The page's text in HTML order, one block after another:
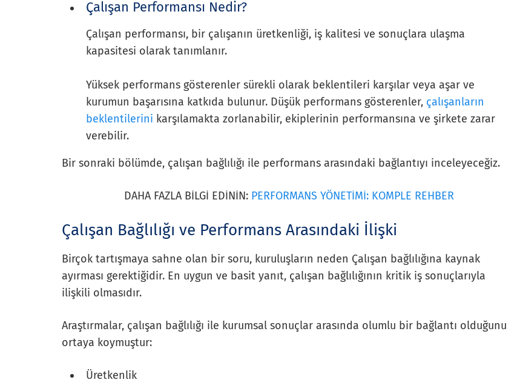
Çalışan Performansı Nedir?
Çalışan performansı, bir çalışanın üretkenliği, iş kalitesi ve sonuçlara ulaşma
kapasitesi olarak tanımlanır.
Yüksek performans gösterenler sürekli olarak beklentileri karşılar veya aşar ve
kurumun başarısına katkıda bulunur. Düşük performans gösterenler, çalışanların
beklentilerini karşılamakta zorlanabilir, ekiplerinin performansına ve şirkete zarar
verebilir.
Bir sonraki bölümde, çalışan bağlılığı ile performans arasındaki bağlantıyı inceleyeceğiz.
DAHA FAZLA BİLGİ EDİNİN: PERFORMANS YÖNETİMİ: KOMPLE REHBER
Çalışan Bağlılığı ve Performans Arasındaki İlişki
Birçok tartışmaya sahne olan bir soru, kuruluşların neden Çalışan bağlılığına kaynak
ayırması gerektiğidir. En uygun ve basit yanıt, çalışan bağlılığının kritik iş sonuçlarıyla
ilişkili olmasıdır.
Araştırmalar, çalışan bağlılığı ile kurumsal sonuçlar arasında olumlu bir bağlantı olduğunu
ortaya koymuştur:
Üretkenlik